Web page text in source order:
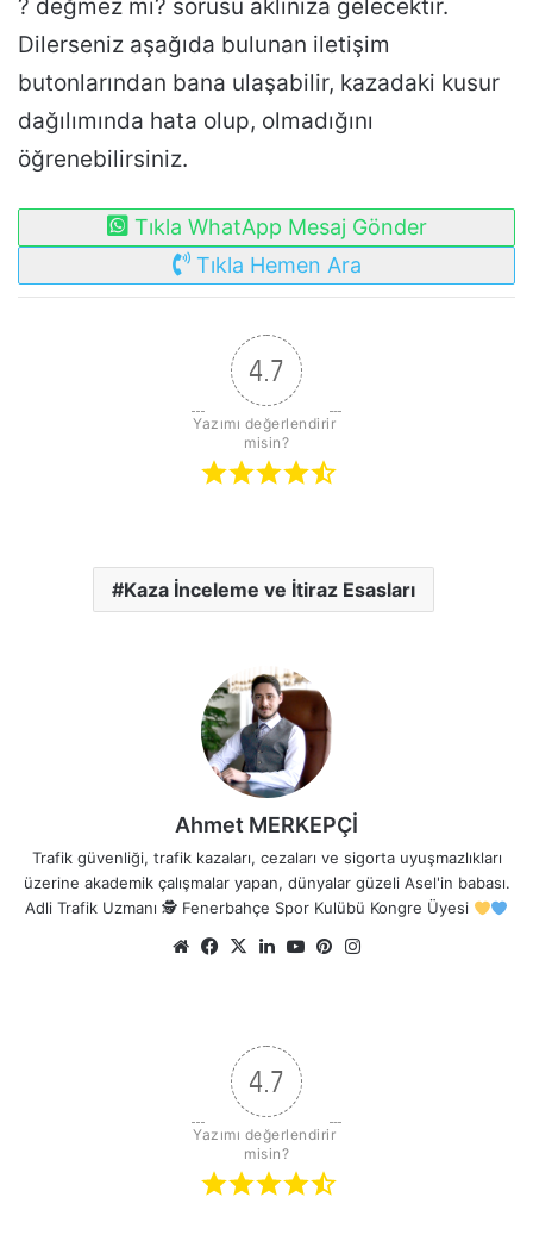
? değmez mi? sorusu aklınıza gelecektir.
Dilerseniz aşağıda bulunan iletişim
butonlarından bana ulaşabilir, kazadaki kusur
dağılımında hata olup, olmadığını
öğrenebilirsiniz.
Tıkla WhatApp Mesaj Gönder
Tıkla Hemen Ara
4.7
Yazımı değerlendirir
misin?
Kaza İnceleme ve İtiraz Esasları
Ahmet MERKEPÇİ
Trafik güvenliği, trafik kazaları, cezaları ve sigorta uyuşmazlıkları
üzerine akademik çalışmalar yapan, dünyalar güzeli Asel'in babası.
Adli Trafik Uzmanı 🕵Fenerbahçe Spor Kulübü Kongre Üyesi
Web Facebook
X LinkedIn
YouTubePinterest
4.7
Yazımı değerlendirir
misin?